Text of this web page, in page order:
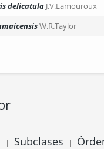
delicatula J.V.Lamouroux
W.R.Taylor
| Subclases |